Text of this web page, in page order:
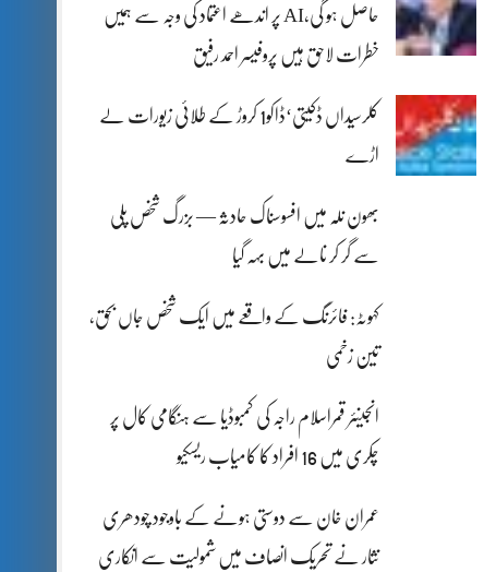
حاصل ہو گی،AI پر اندھے اعتماد کی وجہ سے ہمیں
خطرات لاحق ہیں پروفیسر احمد رفیق
کلرسیداں ڈکیتی‘ڈاکو1 کروڑ کے طلائی زیورات لے
اڑے
بھون نلہ میں افسوسناک حادثہ — بزرگ شخص پلی
سے گر کر نالے میں بہہ گیا
کہوٹہ: فائرنگ کے واقعے میں ایک شخص جاں بحق،
تین زخمی
انجینئر قمراسلام راجہ کی کمبوڈیا سے ہنگامی کال پر
چکری میں 16 افراد کا کامیاب ریسکیو
عمران خان سے دوستی ہونے کے باوجود چودھری
نثار نے تحریک انصاف میں شمولیت سے انکاری